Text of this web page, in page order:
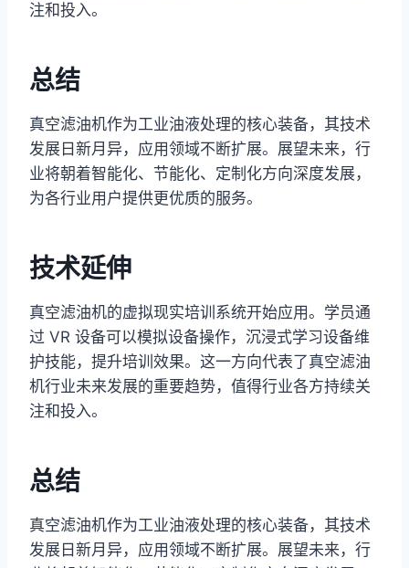
注和投入。
总结
真空滤油机作为工业油液处理的核心装备，其技术
发展日新月异，应用领域不断扩展。展望未来，行
业将朝着智能化、节能化、定制化方向深度发展，
为各行业用户提供更优质的服务。
技术延伸
真空滤油机的虚拟现实培训系统开始应用。学员通
过 VR 设备可以模拟设备操作，沉浸式学习设备维
护技能，提升培训效果。这一方向代表了真空滤油
机行业未来发展的重要趋势，值得行业各方持续关
注和投入。
总结
真空滤油机作为工业油液处理的核心装备，其技术
发展日新月异，应用领域不断扩展。展望未来，行